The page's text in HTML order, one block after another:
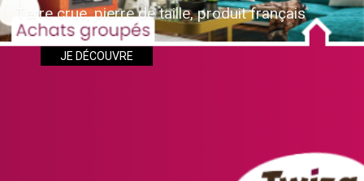
Terre crue, pierre de taille, produit français
JE DÉCOUVRE